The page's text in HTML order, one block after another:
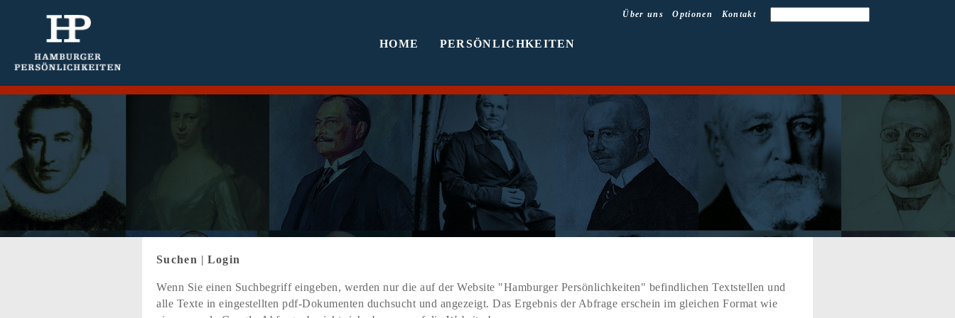
HOME PERSÖNLICHKEITEN
Über uns Optionen Kontakt
Suchen | Login
Wenn Sie einen Suchbegriff eingeben, werden nur die auf der Website "Hamburger Persönlichkeiten" befindlichen Textstellen und
alle Texte in eingestellten pdf-Dokumenten duchsucht und angezeigt. Das Ergebnis der Abfrage erschein im gleichen Format wie